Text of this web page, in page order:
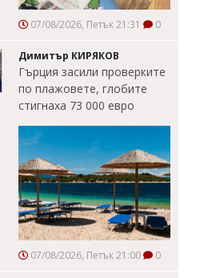
07/08/2026, Петък 21:31 0
Димитър КИРЯКОВ
Гърция засили проверките
по плажовете, глобите
стигнаха 73 000 евро
07/08/2026, Петък 21:00 0